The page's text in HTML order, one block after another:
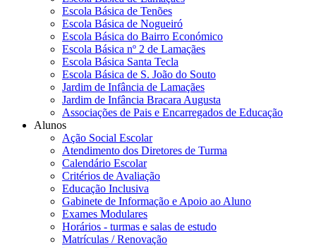
Escola Básica de Tenões
Escola Básica de Nogueiró
Escola Básica do Bairro Económico
Escola Básica nº 2 de Lamaçães
Escola Básica Santa Tecla
Escola Básica de S. João do Souto
Jardim de Infância de Lamaçães
Jardim de Infância Bracara Augusta
Associações de Pais e Encarregados de Educação
Alunos
Ação Social Escolar
Atendimento dos Diretores de Turma
Calendário Escolar
Critérios de Avaliação
Educação Inclusiva
Gabinete de Informação e Apoio ao Aluno
Exames Modulares
Horários - turmas e salas de estudo
Matrículas / Renovação